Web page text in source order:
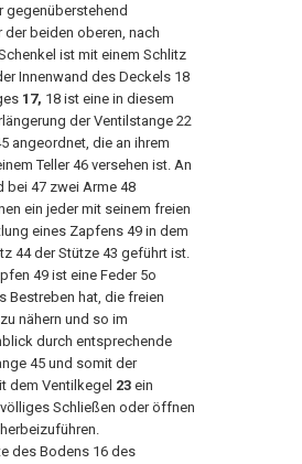
gegenüberstehend
der beiden oberen, nach
ist mit einem Schlitz
Innenwand des Deckels 18
17, 18 ist eine in diesem
der Ventilstange 22
angeordnet, die an ihrem
Teller 46 versehen ist. An
bei 47 zwei Arme 48
ein jeder mit seinem freien
eines Zapfens 49 in dem
44 der Stütze 43 geführt ist.
49 ist eine Feder 5o
Bestreben hat, die freien
nähern und so im
durch entsprechende
45 und somit der
dem Ventilkegel 23 ein
Schließen oder öffnen
des Bodens 16 des